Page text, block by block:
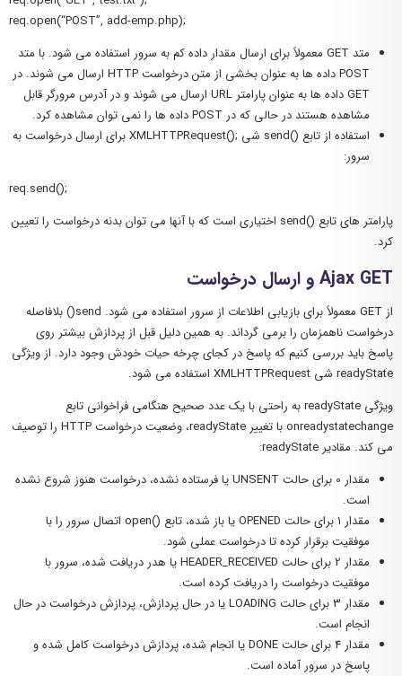
req.open(“POST”, add-emp.php);
متد GET معمولاً برای ارسال مقدار داده کم به سرور استفاده می شود. با متد
POST داده ها به عنوان بخشی از متن درخواست HTTP ارسال می شوند. در
GET داده ها به عنوان پارامتر URL ارسال می شوند و در آدرس مرورگر قابل
مشاهده هستند در حالی که در POST داده ها را نمی توان مشاهده کرد.
استفاده از تابع ()send شی ;()XMLHTTPRequest برای ارسال درخواست به
سرور:
req.send();
پارامتر های تابع ()send اختیاری است که با آنها می توان بدنه درخواست را تعیین
کرد.
Ajax GET و ارسال درخواست
از GET معمولاً برای بازیابی اطلاعات از سرور استفاده می شود. send() بلافاصله
درخواست ناهمزمان را برمی گرداند. به همین دلیل قبل از پردازش بیشتر روی
پاسخ باید بررسی کنیم که پاسخ در کجای چرخه حیات خودش وجود دارد. از ویژگی
readyState شی XMLHTTPRequest استفاده می شود.
ویژگی readyState به راحتی با یک عدد صحیح هنگامی فراخوانی تابع
onreadystatechange با تغییر readyState، وضعیت درخواست HTTP را توصیف
می کند. مقادیر readyState:
مقدار 0 برای حالت UNSENT یا فرستاده نشده، درخواست هنوز شروع نشده
است.
مقدار 1 برای حالت OPENED یا باز شده، تابع ()open اتصال سرور را با
موفقیت برقرار کرده تا درخواست عملی شود.
مقدار 2 برای حالت HEADER_RECEIVED یا هدر دریافت شده، سرور با
موفقیت درخواست را دریافت کرده است.
مقدار 3 برای حالت LOADING یا در حال پردازش، پردازش درخواست در حال
انجام است.
مقدار 4 برای حالت DONE یا انجام شده، پردازش درخواست کامل شده و
پاسخ در سرور آماده است.